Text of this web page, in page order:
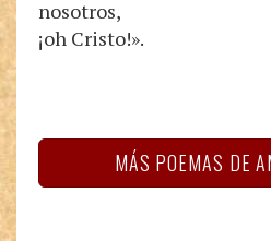
nosotros,
¡oh Cristo!».
MÁS POEMAS DE